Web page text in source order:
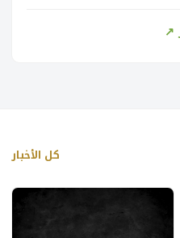
↗
كل الأخبار